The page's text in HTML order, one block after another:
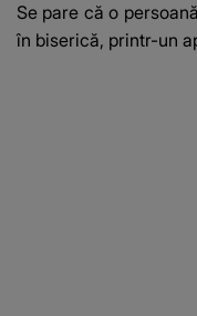
Se pare că o
în biserică, printr-un